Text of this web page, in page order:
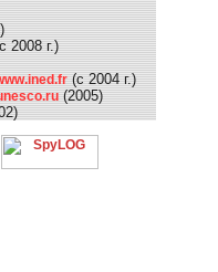
2008 г.)
(с 2004 г.)
(2005)